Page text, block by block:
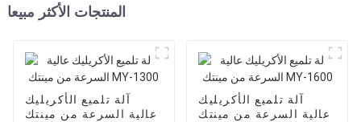
المنتجات الأكثر مبيعا
آلة تلميع الأكريليك
عالية السرعة من مينتك
آلة تلميع الأكريليك
عالية السرعة من مينتك